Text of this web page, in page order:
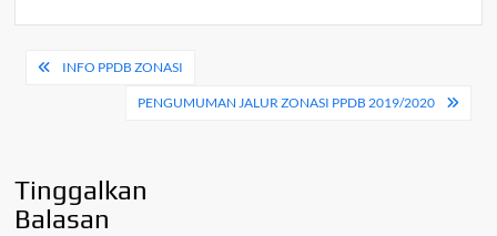
Navigasi
INFO PPDB ZONASI
PENGUMUMAN JALUR ZONASI PPDB 2019/2020
Tinggalkan
Balasan